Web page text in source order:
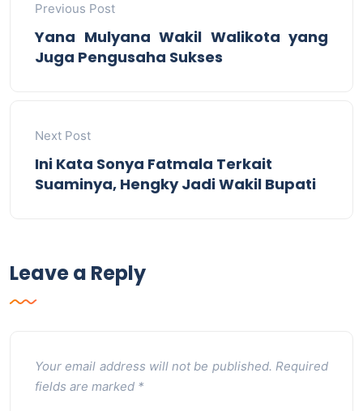
Previous Post
Yana Mulyana Wakil Walikota yang
Juga Pengusaha Sukses
Next Post
Ini Kata Sonya Fatmala Terkait
Suaminya, Hengky Jadi Wakil Bupati
Leave a Reply
Your email address will not be published. Required
fields are marked *